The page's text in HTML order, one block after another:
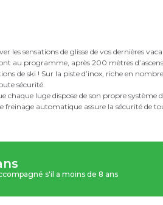
les sensations de glisse de vos dernières
au programme, après 200 mètres
de ski ! Sur la piste d’inox, riche en
sécurité.
chaque luge dispose de son propre système
freinage automatique assure la sécurité de
s'il a moins de 8 ans